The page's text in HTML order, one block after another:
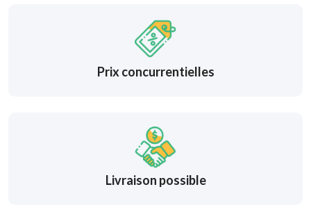
Prix concurrentielles
Livraison possible